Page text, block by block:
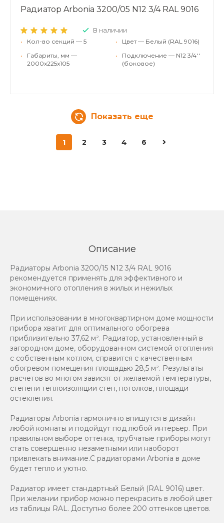
Радиатор Arbonia 3200/05 N12 3/4 RAL 9016
В наличии
•
Кол-во секций — 5
•
Габариты, мм —
2000x225x105
•
Цвет — Белый (RAL 9016)
•
Подключение — N12 3/4''
(боковое)
Показать еще
1 2 3 4 6
Описание
Радиаторы Arbonia 3200/15 N12 3/4 RAL 9016
рекомендуется применять для эффективного и
экономичного отопления в жилых и нежилых
помещениях.
При использовании в многоквартирном доме мощности
прибора хватит для оптимального обогрева
приблизительно 37,62 м². Радиатор, установленный в
загородном доме, оборудованном системой отопления
с собственным котлом, справится с качественным
обогревом помещения площадью 28,5 м². Результаты
расчетов во многом зависят от желаемой температуры,
степени теплоизоляции стен, потолков, площади
остекления.
Радиаторы Arbonia гармонично впишутся в дизайн
любой комнаты и подойдут под любой интерьер. При
правильном выборе оттенка, трубчатые приборы могут
стать совершенно незаметными или наоборот
привлекать внимание.С радиаторами Аrbonia в доме
будет тепло и уютно.
Радиатор имеет стандартный Белый (RAL 9016) цвет.
При желании прибор можно перекрасить в любой цвет
из таблицы RAL. Доступно более 200 оттенков цветов.